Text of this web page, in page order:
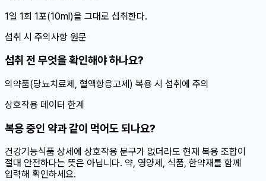
1일 1회 1포(10ml)을 그대로 섭취한다.
섭취 시 주의사항 원문
섭취 전 무엇을 확인해야 하나요?
의약품(당뇨치료제, 혈액항응고제) 복용 시 섭취에 주의
상호작용 데이터 한계
복용 중인 약과 같이 먹어도 되나요?
건강기능식품 상세에 상호작용 문구가 없더라도 현재 복용 조합이
절대 안전하다는 뜻은 아닙니다. 약, 영양제, 식품, 한약재를 함께
입력해 확인하세요.